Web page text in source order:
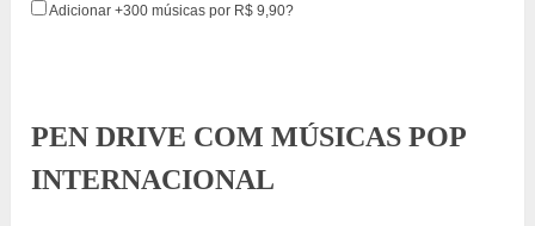
Adicionar +300 músicas por R$ 9,90?
PEN DRIVE COM MÚSICAS POP
INTERNACIONAL